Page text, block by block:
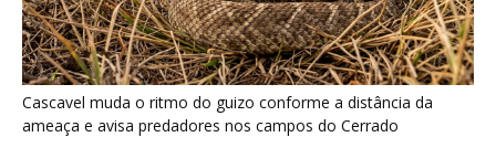
Cascavel muda o ritmo do guizo conforme a distância da
ameaça e avisa predadores nos campos do Cerrado